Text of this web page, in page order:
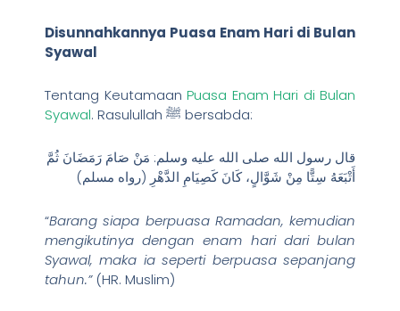
Disunnahkannya Puasa Enam Hari di Bulan
Syawal
Tentang Keutamaan Puasa Enam Hari di Bulan
Syawal
. Rasulullah ﷺ bersabda:
قال رسول الله صلى الله عليه وسلم: مَنْ صَامَ رَمَضَانَ ثُمَّ
أَتْبَعَهُ سِتًّا مِنْ شَوَّالٍ، كَانَ كَصِيَامِ الدَّهْرِ (رواه مسلم)
“Barang siapa berpuasa Ramadan, kemudian
mengikutinya dengan enam hari dari bulan
Syawal, maka ia seperti berpuasa sepanjang
tahun.”(HR. Muslim)